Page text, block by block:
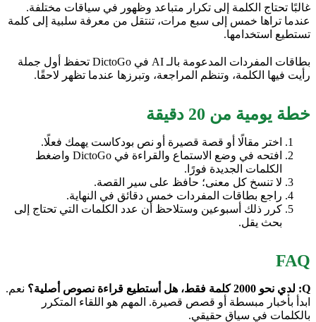
غالبًا تحتاج الكلمة إلى تكرار متباعد وظهور في سياقات مختلفة.
عندما تراها خمس إلى سبع مرات، تنتقل من معرفة سلبية إلى كلمة
تستطيع استخدامها.
بطاقات المفردات المدعومة بالـ AI في DictoGo تحفظ أول جملة
رأيت فيها الكلمة، وتنظم المراجعة، وتبرزها عندما تظهر لاحقًا.
خطة يومية من 20 دقيقة
اختر مقالًا أو قصة قصيرة أو نص بودكاست يهمك فعلًا.
افتحه في وضع الاستماع والقراءة في DictoGo واضغط
الكلمات الجديدة فورًا.
لا تنسخ كل معنى؛ حافظ على سير القصة.
راجع بطاقات المفردات خمس دقائق في النهاية.
كرر ذلك أسبوعين وستلاحظ أن عدد الكلمات التي تحتاج إلى
بحث يقل.
FAQ
Q: لدي نحو 2000 كلمة فقط، هل أستطيع قراءة نصوص أصلية؟
نعم.
ابدأ بأخبار مبسطة أو قصص قصيرة. المهم هو اللقاء المتكرر
بالكلمات في سياق حقيقي.